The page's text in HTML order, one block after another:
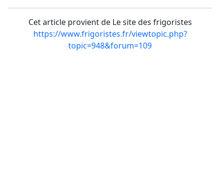
Cet article provient de Le site des frigoristes
https://www.frigoristes.fr/viewtopic.php?
topic=948&forum=109